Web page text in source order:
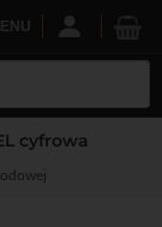
cyfrowa